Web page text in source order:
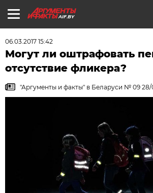
AIF.BY
06.03.2017 15:42
Могут ли оштрафовать
отсутствие фликера?
"Аргументы и факты" в Беларуси № 09 28/